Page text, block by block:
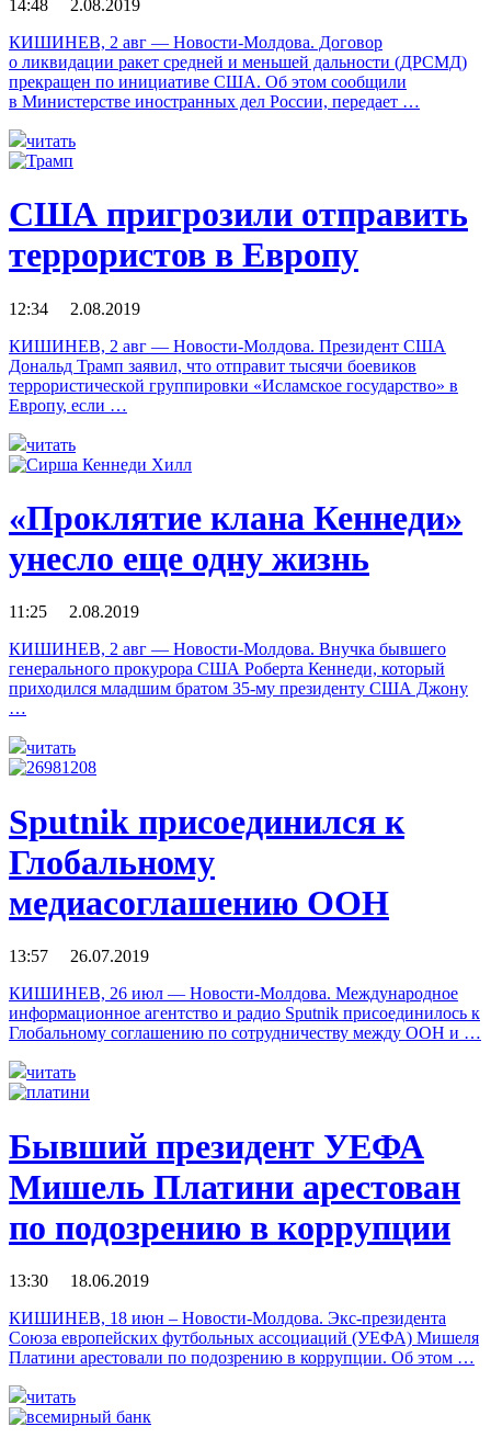
14:48 2.08.2019
КИШИНЕВ, 2 авг — Новости-Молдова. Договор
о ликвидации ракет средней и меньшей дальности (ДРСМД)
прекращен по инициативе США. Об этом сообщили
в Министерстве иностранных дел России, передает …
читать
США пригрозили отправить
террористов в Европу
12:34 2.08.2019
КИШИНЕВ, 2 авг — Новости-Молдова. Президент США
Дональд Трамп заявил, что отправит тысячи боевиков
террористической группировки «Исламское государство» в
Европу, если …
читать
«Проклятие клана Кеннеди»
унесло еще одну жизнь
11:25 2.08.2019
КИШИНЕВ, 2 авг — Новости-Молдова. Внучка бывшего
генерального прокурора США Роберта Кеннеди, который
приходился младшим братом 35-му президенту США Джону
…
читать
Sputnik присоединился к
Глобальному
медиасоглашению ООН
13:57 26.07.2019
КИШИНЕВ, 26 июл — Новости-Молдова. Международное
информационное агентство и радио Sputnik присоединилось к
Глобальному соглашению по сотрудничеству между ООН и …
читать
Бывший президент УЕФА
Мишель Платини арестован
по подозрению в коррупции
13:30 18.06.2019
КИШИНЕВ, 18 июн – Новости-Молдова. Экс-президента
Союза европейских футбольных ассоциаций (УЕФА) Мишеля
Платини арестовали по подозрению в коррупции. Об этом …
читать